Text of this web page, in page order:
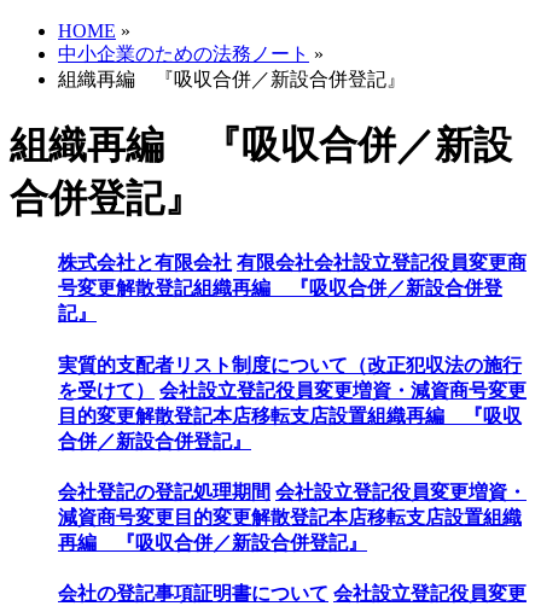
HOME »
中小企業のための法務ノート »
組織再編 『吸収合併／新設合併登記』
組織再編 『吸収合併／新設
合併登記』
株式会社と有限会社 有限会社会社設立登記役員変更商
号変更解散登記組織再編 『吸収合併／新設合併登
記』
実質的支配者リスト制度について（改正犯収法の施行
を受けて）
会社設立登記役員変更増資・減資商号変更
目的変更解散登記本店移転支店設置組織再編 『吸収
合併／新設合併登記』
会社登記の登記処理期間 会社設立登記役員変更増資・
減資商号変更 目的変更解散登記本店移転支店設置組織
再編 『吸収合併／新設合併登記』
会社の登記事項証明書について 会社設立登記役員変更